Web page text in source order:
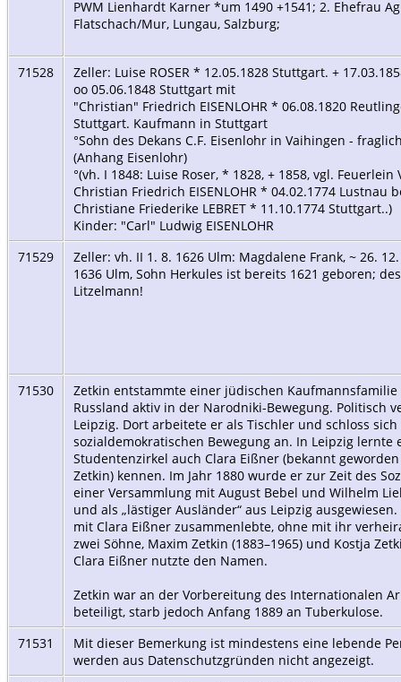
PWM Lienhardt Karner *um 1490 +1541; 2. Ehefrau
Flatschach/Mur, Lungau, Salzburg;
71528
Zeller: Luise ROSER * 12.05.1828 Stuttgart. +
oo 05.06.1848 Stuttgart mit
"Christian" Friedrich EISENLOHR * 06.08.1820
Stuttgart. Kaufmann in Stuttgart
°Sohn des Dekans C.F. Eisenlohr in Vaihingen -
(Anhang Eisenlohr)
°(vh. I 1848: Luise Roser, * 1828, + 1858, vgl. Feuerlein
Christian Friedrich EISENLOHR * 04.02.1774 Lustnau
Christiane Friederike LEBRET * 11.10.1774 Stuttgart..)
Kinder: "Carl" Ludwig EISENLOHR
71529
Zeller: vh. II 1. 8. 1626 Ulm: Magdalene Frank, ~ 26.
1636 Ulm, Sohn Herkules ist bereits 1621 geboren;
Litzelmann!
71530
Zetkin entstammte einer jüdischen Kaufmannsfamilie
Russland aktiv in der Narodniki-Bewegung. Politisch
Leipzig. Dort arbeitete er als Tischler und schloss
sozialdemokratischen Bewegung an. In Leipzig lernte
Studentenzirkel auch Clara Eißner (bekannt
Zetkin) kennen. Im Jahr 1880 wurde er zur Zeit des
einer Versammlung mit August Bebel und Wilhelm
und als „lästiger Ausländer“ aus Leipzig
mit Clara Eißner zusammenlebte, ohne mit ihr
zwei Söhne, Maxim Zetkin (1883–1965) und Kostja
Clara Eißner nutzte den Namen.
Zetkin war an der Vorbereitung des Internationalen
beteiligt, starb jedoch Anfang 1889 an Tuberkulose.
71531
Mit dieser Bemerkung ist mindestens eine lebende
werden aus Datenschutzgründen nicht angezeigt.